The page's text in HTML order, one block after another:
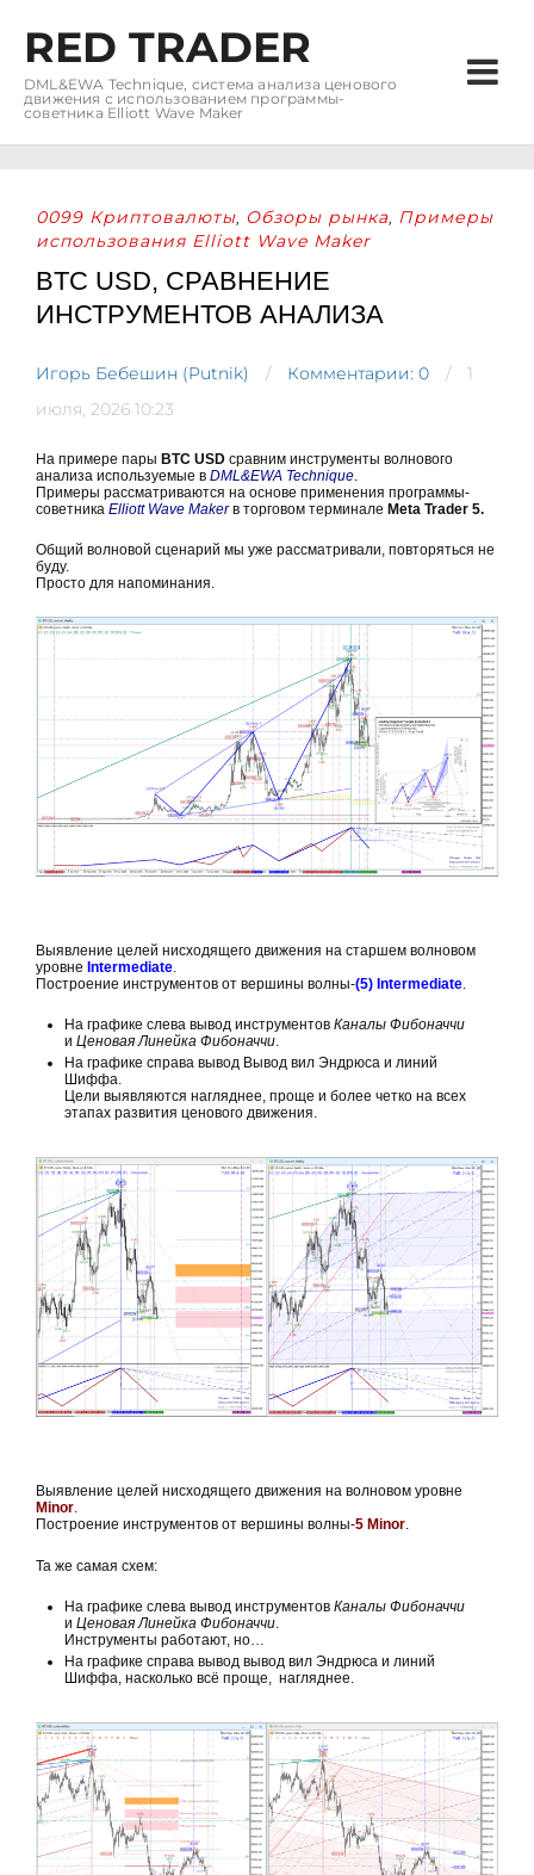
RED TRADER
DML&EWA Technique, система анализа ценового
движения с использованием программы-
советника Elliott Wave Maker
0099 Криптовалюты, Обзоры рынка, Примеры
использования Elliott Wave Maker
BTC USD, СРАВНЕНИЕ
ИНСТРУМЕНТОВ АНАЛИЗА
Игорь Бебешин (Putnik) Комментарии: 0
1
июля, 2026 10:23
На примере пары BTC USD сравним инструменты волнового
анализа используемые в DML&EWA Technique.
Примеры рассматриваются на основе применения программы-
советника Elliott Wave Makerв торговом терминале Meta Trader 5.
Общий волновой сценарий мы уже рассматривали, повторяться не
буду.
Просто для напоминания.
Выявление целей нисходящего движения на старшем волновом
уровне Intermediate
Построение инструментов от вершины волны-(5) Intermediate
На графике слева вывод инструментов Каналы Фибоначчи
и Ценовая Линейка Фибоначчи.
На графике справа вывод Вывод вил Эндрюса и линий
Шиффа.
Цели выявляются нагляднее, проще и более четко на всех
этапах развития ценового движения.
Выявление целей нисходящего движения на волновом уровне
Minor.
Построение инструментов от вершины волны-5 Minor.
Та же самая схем:
На графике слева вывод инструментов Каналы Фибоначчи
и Ценовая Линейка Фибоначчи.
Инструменты работают, но…
На графике справа вывод вывод вил Эндрюса и линий
Шиффа, насколько всё проще, нагляднее.